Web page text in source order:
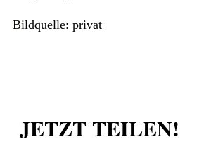
Bildquelle: privat
JETZT TEILEN!